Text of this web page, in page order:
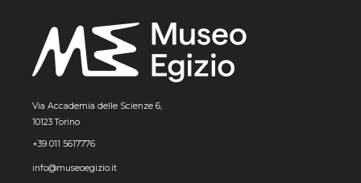
Via Accademia delle Scienze 6,
10123 Torino
+39 011 5617776
info@museoegizio.it